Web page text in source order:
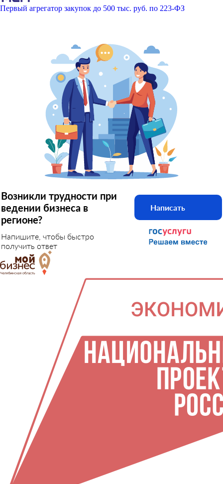
Первый агрегатор закупок до 500 тыс. руб. по 223-ФЗ
Возникли трудности при
ведении бизнеса в
регионе?
Напишите, чтобы быстро
получить ответ
Написать